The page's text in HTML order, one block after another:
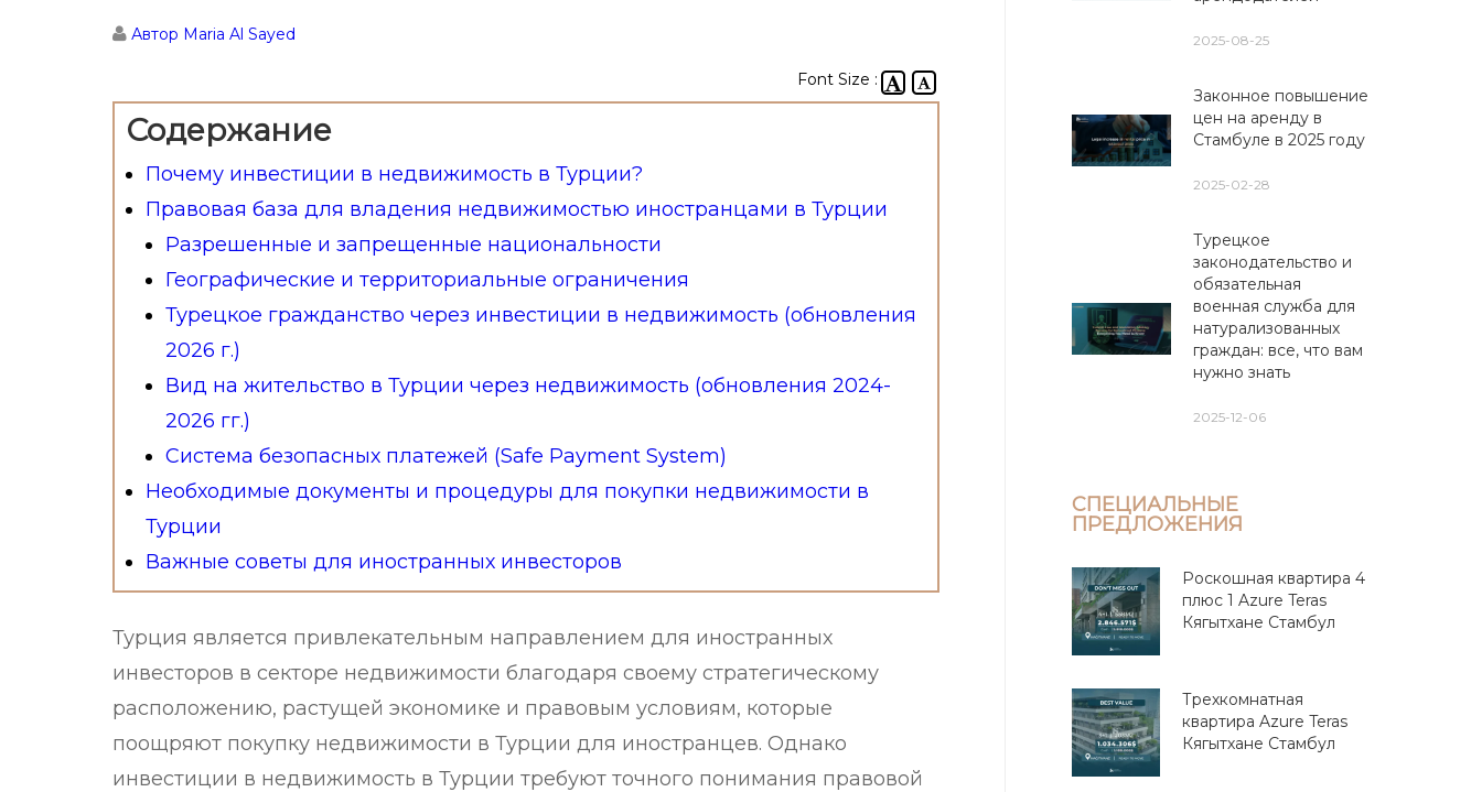
Автор Maria Al Sayed
Font Size :
Содержание
Почему инвестиции в недвижимость в Турции?
Правовая база для владения недвижимостью иностранцами в Турции
Разрешенные и запрещенные национальности
Географические и территориальные ограничения
Турецкое гражданство через инвестиции в недвижимость (обновления
2026 г.)
Вид на жительство в Турции через недвижимость (обновления 2024-
2026 гг.)
Система безопасных платежей (Safe Payment System)
Необходимые документы и процедуры для покупки недвижимости в
Турции
Важные советы для иностранных инвесторов
Турция является привлекательным направлением для иностранных
инвесторов в секторе недвижимости благодаря своему стратегическому
расположению, растущей экономике и правовым условиям, которые
поощряют покупку недвижимости в Турции для иностранцев. Однако
инвестиции в недвижимость в Турции требуют точного понимания правовой
2025-08-25
Законное повышение
цен на аренду в
Стамбуле в 2025 году
2025-02-28
Турецкое
законодательство и
обязательная
военная служба для
натурализованных
граждан: все, что вам
нужно знать
2025-12-06
СПЕЦИАЛЬНЫЕ
ПРЕДЛОЖЕНИЯ
Роскошная квартира 4
плюс 1 Azure Teras
Кягытхане Стамбул
Трехкомнатная
квартира Azure Teras
Кягытхане Стамбул